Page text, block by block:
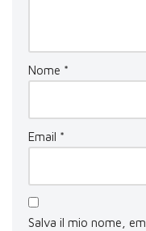
Nome *
Email *
Salva il mio nome,